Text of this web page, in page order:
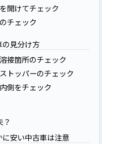
開けてチェック
チェック
の見分け方
接箇所のチェック
トッパーのチェック
側をチェック
安い中古車は注意